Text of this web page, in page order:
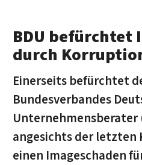
BDU befürchtet
durch
Einerseits befürchtet
Bundesverbandes
Unternehmensberater
angesichts der
einen Imageschaden